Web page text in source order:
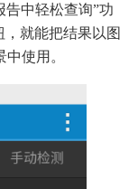
告中轻松查询”功
就能把结果以图
使用。